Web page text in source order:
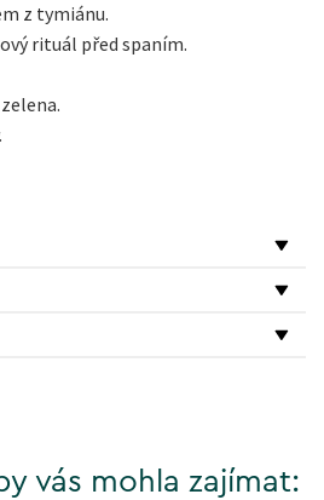
z tymiánu.
rituál před spaním.
vás mohla zajímat: